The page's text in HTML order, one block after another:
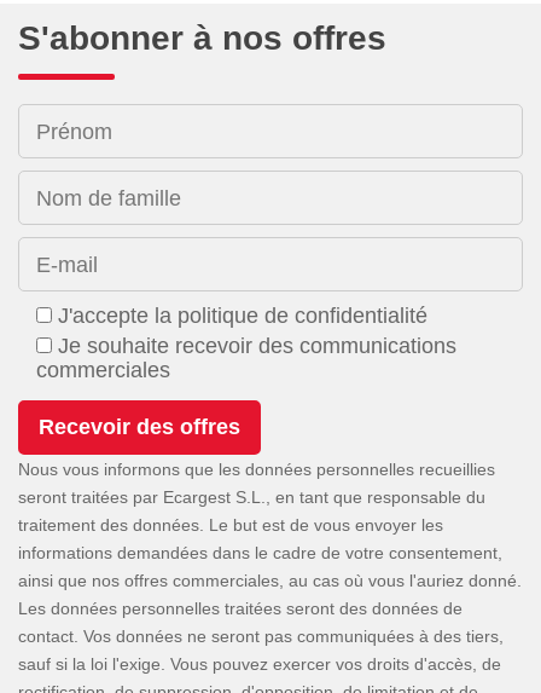
S'abonner à nos offres
Prénom
Nom de famille
E-mail
J'accepte la politique de confidentialité
Je souhaite recevoir des communications
commerciales
Nous vous informons que les données personnelles recueillies
seront traitées par Ecargest S.L., en tant que responsable du
traitement des données. Le but est de vous envoyer les
informations demandées dans le cadre de votre consentement,
ainsi que nos offres commerciales, au cas où vous l'auriez donné.
Les données personnelles traitées seront des données de
contact. Vos données ne seront pas communiquées à des tiers,
sauf si la loi l'exige. Vous pouvez exercer vos droits d'accès, de